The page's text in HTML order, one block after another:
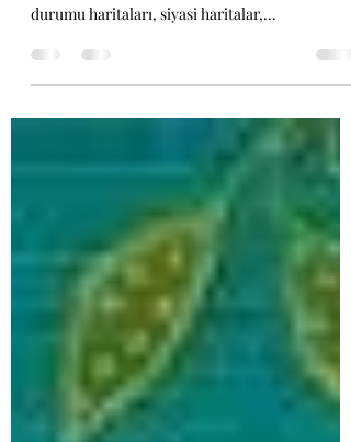
My Heart Map (Kalbimin Haritası)❤ Dünyada
durumu haritaları, siyasi haritalar,...